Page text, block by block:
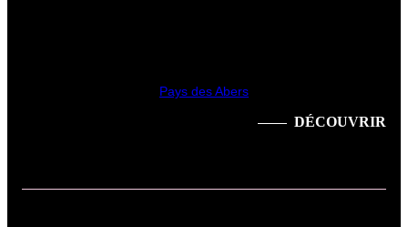
Pays des Abers
DÉCOUVRIR